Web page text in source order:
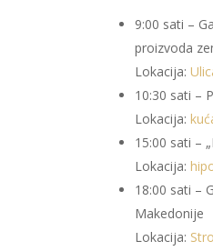
9:00 sati –
proizvoda
Lokacija:
10:30 sati –
Lokacija:
15:00 sati –
Lokacija:
18:00 sati –
Makedonije
Lokacija: